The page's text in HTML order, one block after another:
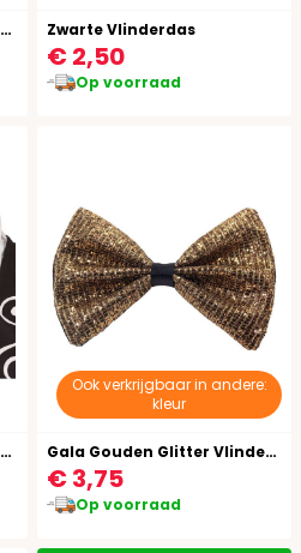
Zwarte Accessoiresset Bril Strik Bretels Zwarte Vlinderdas
€ 2,50
Op voorraad
Dia De Los Muertos Vlinderstrik Volwassenen
Ook verkrijgbaar in andere:
kleur
Gala Gouden Glitter Vlinderstrik
€ 3,75
Op voorraad